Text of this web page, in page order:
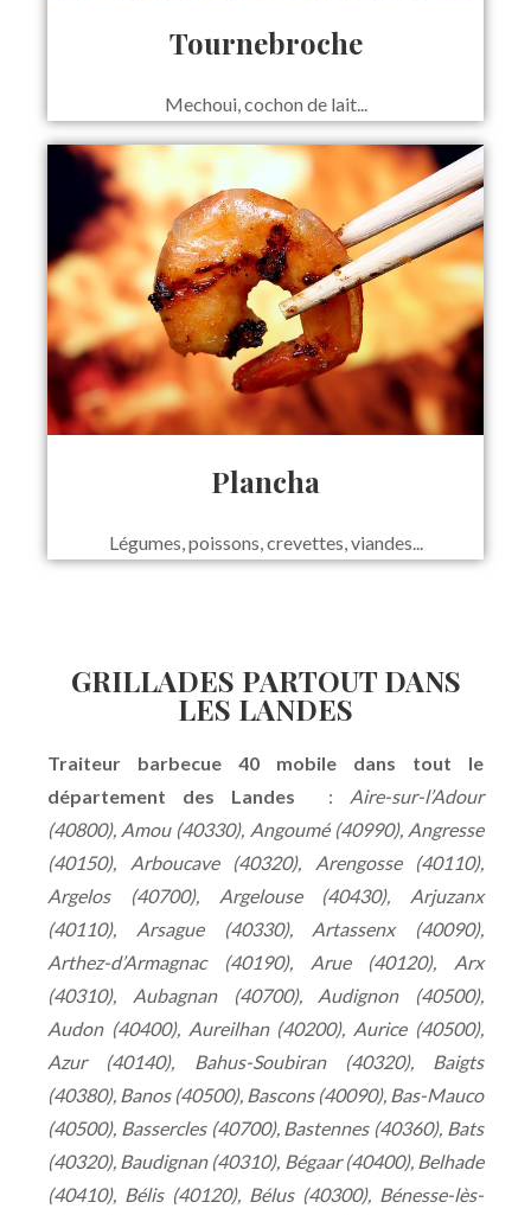
Tournebroche
Mechoui, cochon de lait...
Plancha
Légumes, poissons, crevettes, viandes...
GRILLADES PARTOUT DANS
LES LANDES
Traiteur barbecue 40 mobile dans tout le
département des Landes
: Aire-sur-l’Adour
(40800), Amou (40330), Angoumé (40990), Angresse
(40150), Arboucave (40320), Arengosse (40110),
Argelos (40700), Argelouse (40430), Arjuzanx
(40110), Arsague (40330), Artassenx (40090),
Arthez-d’Armagnac (40190), Arue (40120), Arx
(40310), Aubagnan (40700), Audignon (40500),
Audon (40400), Aureilhan (40200), Aurice (40500),
Azur (40140), Bahus-Soubiran (40320), Baigts
(40380), Banos (40500), Bascons (40090), Bas-Mauco
(40500), Bassercles (40700), Bastennes (40360), Bats
(40320), Baudignan (40310), Bégaar (40400), Belhade
(40410), Bélis (40120), Bélus (40300), Bénesse-lès-